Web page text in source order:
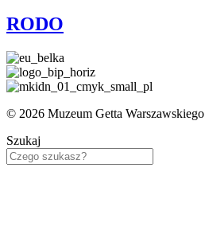
RODO
© 2026 Muzeum Getta Warszawskiego
Szukaj